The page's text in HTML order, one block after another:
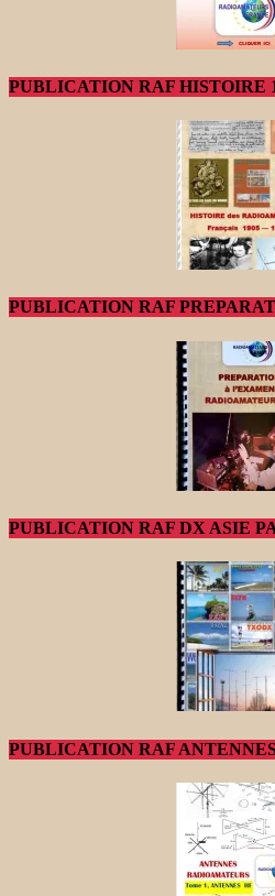
PUBLICATION RAF HISTOIRE
PUBLICATION RAF
PUBLICATION RAF DX ASIE
PUBLICATION RAF